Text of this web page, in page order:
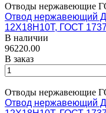
Отводы нержавеющие
Отвод нержавеющий
12Х18Н10Т, ГОСТ
В наличии
96220.00
В заказ
Отводы нержавеющие
Отвод нержавеющий